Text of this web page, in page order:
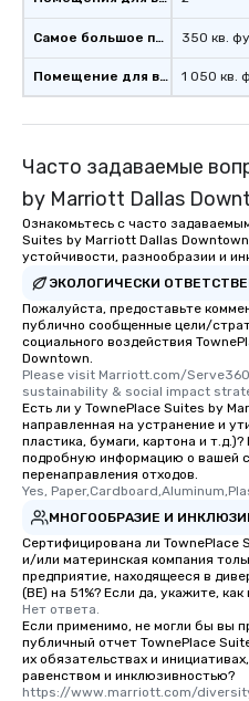
Самое большое помещение
Помещение для встречи
350 кв.
1 050 кв.
Часто задаваемые
by Marriott Dallas
Ознакомьтесь с часто
Suites by Marriott Dallas
устойчивости, разнообразии и
ЭКОЛОГИЧЕСКИ
Пожалуйста, предоставьте
публично сообщенные цели/
социального воздействия
Downtown.
Please visit Marriott.com/
sustainability & social impact
Есть ли у TownePlace Suites by
направленная на устранение и
пластика, бумаги, картона и
подробную информацию о вашей
перенаправления отходов.
Yes,
МНОГООБРАЗИЕ И
Сертифицирована ли TownePlace
и/или материнская компания
предприятие, находящееся в
(BE) на 51%? Если да, укажите,
Нет ответа.
Если применимо, не могли бы вы
публичный отчет TownePlace
их обязательствах и
равенством и инклюзивностью?
https://www.marriott.com/